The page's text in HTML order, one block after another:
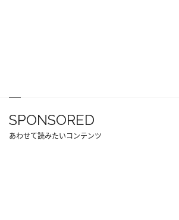
SPONSORED
あわせて読みたいコンテンツ